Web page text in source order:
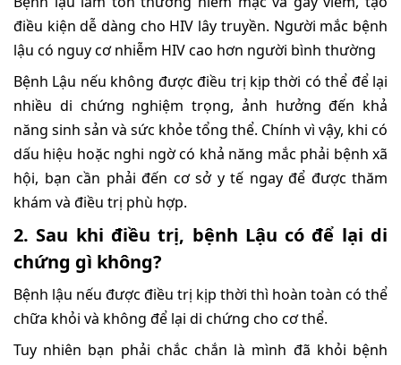
điều kiện dễ dàng cho HIV lây truyền. Người mắc bệnh
lậu có nguy cơ nhiễm HIV cao hơn người bình thường
Bệnh Lậu nếu không được điều trị kịp thời có thể để lại
nhiều di chứng nghiệm trọng, ảnh hưởng đến khả
năng sinh sản và sức khỏe tổng thể. Chính vì vậy, khi có
dấu hiệu hoặc nghi ngờ có khả năng mắc phải bệnh xã
hội, bạn cần phải đến cơ sở y tế ngay để được thăm
khám và điều trị phù hợp.
2. Sau khi điều trị, bệnh Lậu có để lại di
chứng gì không?
Bệnh lậu nếu được điều trị kịp thời thì hoàn toàn có thể
chữa khỏi và không để lại di chứng cho cơ thể.
Tuy nhiên bạn phải chắc chắn là mình đã khỏi bệnh